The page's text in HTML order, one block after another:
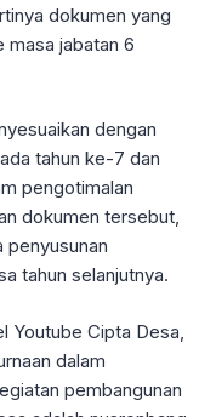
dokumen yang
masa jabatan 6
dengan
tahun ke-7 dan
pengotimalan
dokumen tersebut,
penyusunan
tahun selanjutnya.
Youtube Cipta Desa,
dalam
pembangunan